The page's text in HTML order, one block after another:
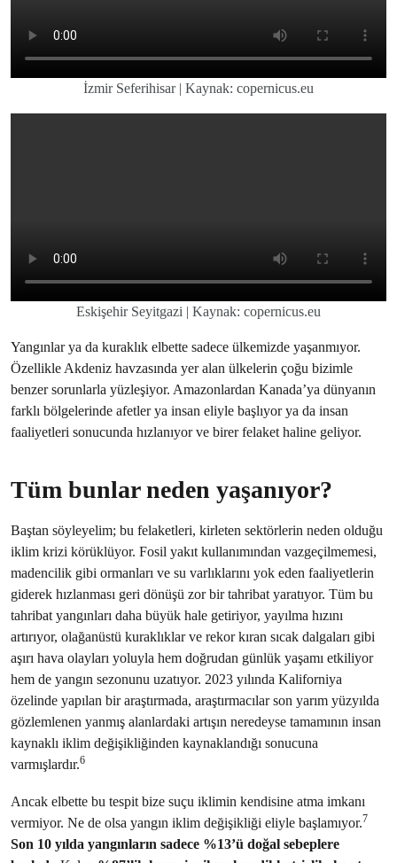
İzmir Seferihisar | Kaynak: copernicus.eu
Eskişehir Seyitgazi | Kaynak: copernicus.eu
Yangınlar ya da kuraklık elbette sadece ülkemizde yaşanmıyor.
Özellikle Akdeniz havzasında yer alan ülkelerin çoğu bizimle
benzer sorunlarla yüzleşiyor. Amazonlardan Kanada’ya dünyanın
farklı bölgelerinde afetler ya insan eliyle başlıyor ya da insan
faaliyetleri sonucunda hızlanıyor ve birer felaket haline geliyor.
Tüm bunlar neden yaşanıyor?
Baştan söyleyelim; bu felaketleri, kirleten sektörlerin neden olduğu
iklim krizi körüklüyor. Fosil yakıt kullanımından vazgeçilmemesi,
madencilik gibi ormanları ve su varlıklarını yok eden faaliyetlerin
giderek hızlanması geri dönüşü zor bir tahribat yaratıyor. Tüm bu
tahribat yangınları daha büyük hale getiriyor, yayılma hızını
artırıyor, olağanüstü kuraklıklar ve rekor kıran sıcak dalgaları gibi
aşırı hava olayları yoluyla hem doğrudan günlük yaşamı etkiliyor
hem de yangın sezonunu uzatıyor. 2023 yılında Kaliforniya
özelinde yapılan bir araştırmada, araştırmacılar son yarım yüzyılda
gözlemlenen yanmış alanlardaki artışın neredeyse tamamının insan
kaynaklı iklim değişikliğinden kaynaklandığı sonucuna
varmışlardır.6
Ancak elbette bu tespit bize suçu iklimin kendisine atma imkanı
vermiyor. Ne de olsa yangın iklim değişikliği eliyle başlamıyor.7
Son 10 yılda yangınların sadece %13’ü doğal sebeplere